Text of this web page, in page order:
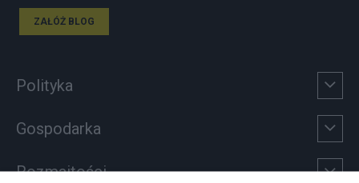
ZAŁÓŻ BLOG
Polityka
Gospodarka
Rozmaitości